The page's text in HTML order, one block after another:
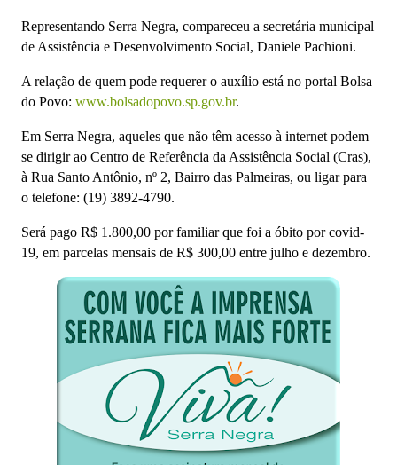
Representando Serra Negra, compareceu a secretária municipal
de Assistência e Desenvolvimento Social, Daniele Pachioni.
A relação de quem pode requerer o auxílio está no portal Bolsa
do Povo: www.bolsadopovo.sp.gov.br.
Em Serra Negra, aqueles que não têm acesso à internet podem
se dirigir ao Centro de Referência da Assistência Social (Cras),
à Rua Santo Antônio, nº 2, Bairro das Palmeiras, ou ligar para
o telefone: (19) 3892-4790.
Será pago R$ 1.800,00 por familiar que foi a óbito por covid-
19, em parcelas mensais de R$ 300,00 entre julho e dezembro.